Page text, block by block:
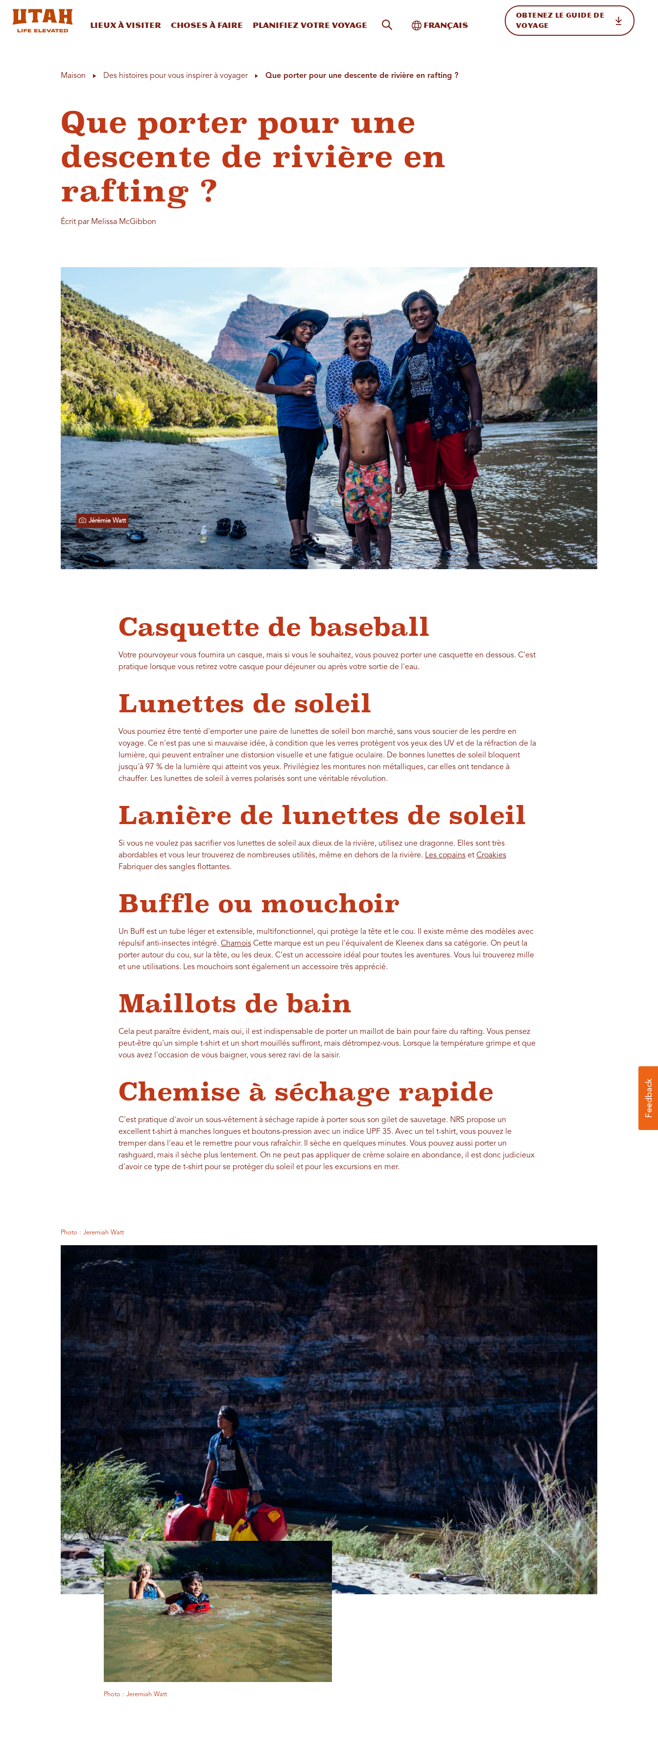
Lieux à visiter Choses à faire Planifiez votre voyage Recherche sur le site
Basculer vers l'international
Français
OBTENEZ LE GUIDE DE
VOYAGE
Maison Des histoires pour vous inspirer à voyager Que porter pour une descente de rivière en rafting ?
Que porter pour une
descente de rivière en
rafting ?
Écrit par Melissa McGibbon
Jérémie Watt
Casquette de baseball
Votre pourvoyeur vous fournira un casque, mais si vous le souhaitez, vous pouvez porter une casquette en dessous. C'est
pratique lorsque vous retirez votre casque pour déjeuner ou après votre sortie de l'eau.
Lunettes de soleil
Vous pourriez être tenté d'emporter une paire de lunettes de soleil bon marché, sans vous soucier de les perdre en
voyage. Ce n'est pas une si mauvaise idée, à condition que les verres protègent vos yeux des UV et de la réfraction de la
lumière, qui peuvent entraîner une distorsion visuelle et une fatigue oculaire. De bonnes lunettes de soleil bloquent
jusqu'à 97 % de la lumière qui atteint vos yeux. Privilégiez les montures non métalliques, car elles ont tendance à
chauffer. Les lunettes de soleil à verres polarisés sont une véritable révolution.
Lanière de lunettes de soleil
Si vous ne voulez pas sacrifier vos lunettes de soleil aux dieux de la rivière, utilisez une dragonne. Elles sont très
abordables et vous leur trouverez de nombreuses utilités, même en dehors de la rivière. Les copainset Croakies
Fabriquer des sangles flottantes.
Buffle ou mouchoir
Un Buff est un tube léger et extensible, multifonctionnel, qui protège la tête et le cou. Il existe même des modèles avec
répulsif anti-insectes intégré. ChamoisCette marque est un peu l'équivalent de Kleenex dans sa catégorie. On peut la
porter autour du cou, sur la tête, ou les deux. C'est un accessoire idéal pour toutes les aventures. Vous lui trouverez mille
et une utilisations. Les mouchoirs sont également un accessoire très apprécié.
Maillots de bain
Cela peut paraître évident, mais oui, il est indispensable de porter un maillot de bain pour faire du rafting. Vous pensez
peut-être qu'un simple t-shirt et un short mouillés suffiront, mais détrompez-vous. Lorsque la température grimpe et que
vous avez l'occasion de vous baigner, vous serez ravi de la saisir.
Chemise à séchage rapide
C'est pratique d'avoir un sous-vêtement à séchage rapide à porter sous son gilet de sauvetage. NRS propose un
excellent t-shirt à manches longues et boutons-pression avec un indice UPF 35. Avec un tel t-shirt, vous pouvez le
tremper dans l'eau et le remettre pour vous rafraîchir. Il sèche en quelques minutes. Vous pouvez aussi porter un
rashguard, mais il sèche plus lentement. On ne peut pas appliquer de crème solaire en abondance, il est donc judicieux
d'avoir ce type de t-shirt pour se protéger du soleil et pour les excursions en mer.
Photo : Jeremiah Watt
Photo : Jeremiah Watt